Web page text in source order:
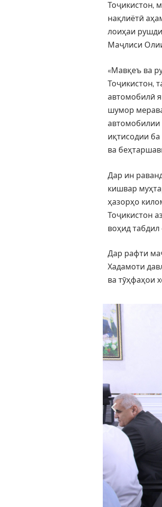
Тоҷикистон,
нақлиётӣ
лоиҳаи
Маҷлиси
«Мавқеъ ва
Тоҷикистон,
автомобилӣ
шумор
автомобилии
иқтисодии
ва
Дар ин
кишвар
ҳазорҳо
Тоҷикистон
воҳид табдил
Дар рафти
Хадамоти
ва тӯҳфаҳои